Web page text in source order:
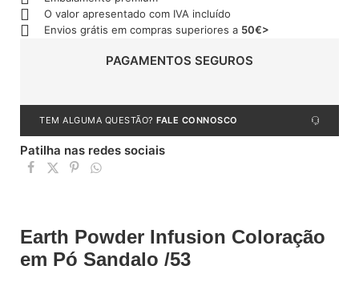
O valor apresentado com IVA incluído
Envios grátis em compras superiores a 50€>
PAGAMENTOS SEGUROS
TEM ALGUMA QUESTÃO? FALE CONNOSCO
Patilha nas redes sociais
Earth Powder Infusion Coloração
em Pó Sandalo /53